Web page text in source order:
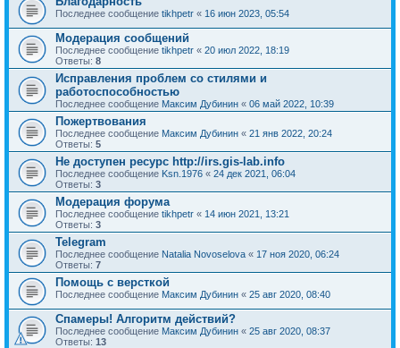
Последнее сообщение tikhpetr « 16 июн 2023, 05:54
Модерация сообщений
Последнее сообщение tikhpetr « 20 июл 2022, 18:19
Ответы: 8
Исправления проблем со стилями и
работоспособностью
Последнее сообщение Максим Дубинин « 06 май 2022, 10:39
Пожертвования
Последнее сообщение Максим Дубинин « 21 янв 2022, 20:24
Ответы: 5
Не доступен ресурс http://irs.gis-lab.info
Последнее сообщение Ksn.1976 « 24 дек 2021, 06:04
Ответы: 3
Модерация форума
Последнее сообщение tikhpetr « 14 июн 2021, 13:21
Ответы: 3
Telegram
Последнее сообщение Natalia Novoselova « 17 ноя 2020, 06:24
Ответы: 7
Помощь с версткой
Последнее сообщение Максим Дубинин « 25 авг 2020, 08:40
Спамеры! Алгоритм действий?
Последнее сообщение Максим Дубинин « 25 авг 2020, 08:37
Ответы: 13